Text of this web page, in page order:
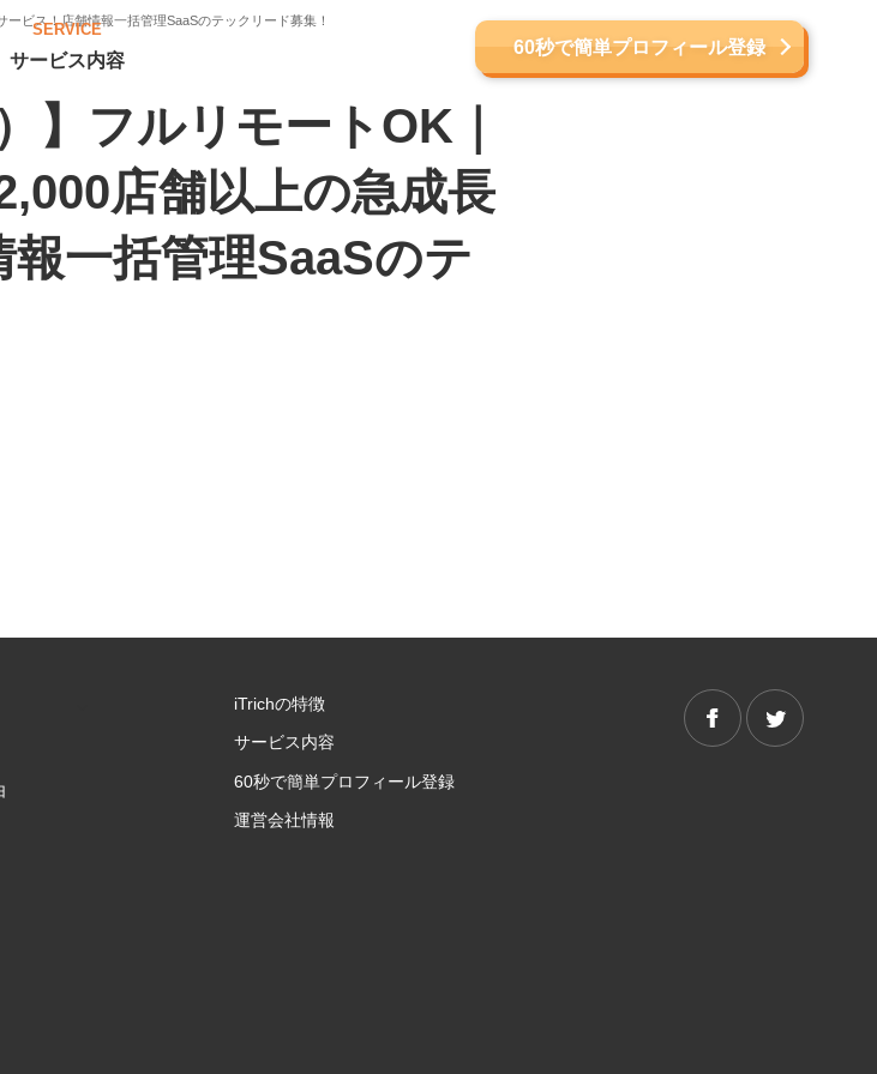
SERVICE
サービス内容
60秒で簡単プロフィール登録
ビス！店舗情報一括管理SaaSのテックリード募集！
】フルリモートOK｜
店舗以上の急成長
一括管理SaaSのテ
iTrichの特徴
サービス内容
60秒で簡単プロフィール登録
運営会社情報